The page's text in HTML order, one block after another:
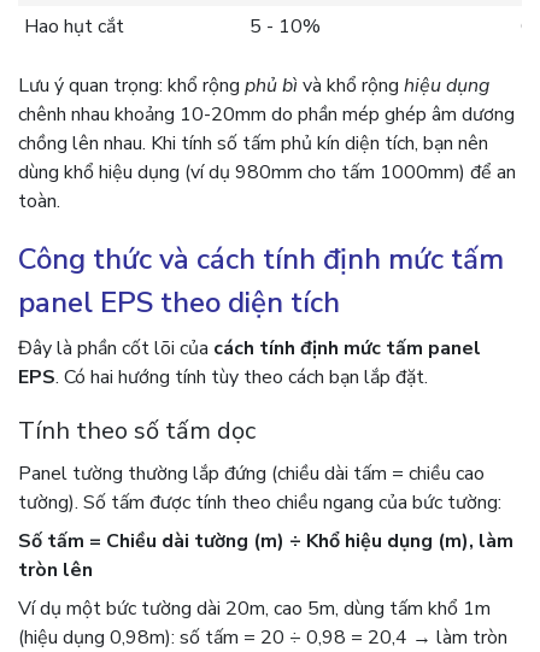
Hao hụt cắt
5 - 10%
Lưu ý quan trọng: khổ rộng phủ bì và khổ rộng hiệu dụng
chênh nhau khoảng 10-20mm do phần mép ghép âm dương
chồng lên nhau. Khi tính số tấm phủ kín diện tích, bạn nên
dùng khổ hiệu dụng (ví dụ 980mm cho tấm 1000mm) để an
toàn.
Công thức và cách tính định mức tấm
panel EPS theo diện tích
Đây là phần cốt lõi của cách tính định mức tấm panel
EPS. Có hai hướng tính tùy theo cách bạn lắp đặt.
Tính theo số tấm dọc
Panel tường thường lắp đứng (chiều dài tấm = chiều cao
tường). Số tấm được tính theo chiều ngang của bức tường:
Số tấm = Chiều dài tường (m) ÷ Khổ hiệu dụng (m), làm
tròn lên
Ví dụ một bức tường dài 20m, cao 5m, dùng tấm khổ 1m
(hiệu dụng 0,98m): số tấm = 20 ÷ 0,98 = 20,4 → làm tròn